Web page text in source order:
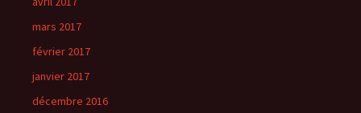
mars 2017
février 2017
janvier 2017
décembre 2016